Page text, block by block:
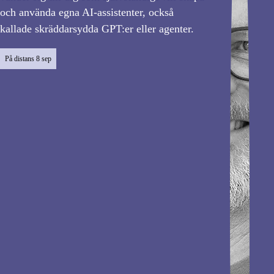
och använda egna AI-assistenter, också
kallade skräddarsydda GPT:er eller agenter.
På distans 8 sep